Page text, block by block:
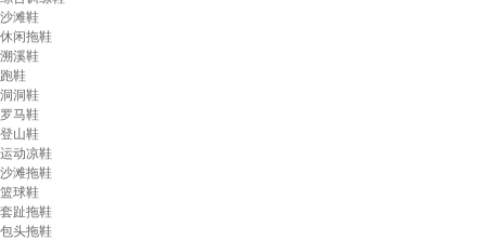
沙滩鞋
休闲拖鞋
溯溪鞋
跑鞋
洞洞鞋
罗马鞋
登山鞋
运动凉鞋
沙滩拖鞋
篮球鞋
套趾拖鞋
包头拖鞋